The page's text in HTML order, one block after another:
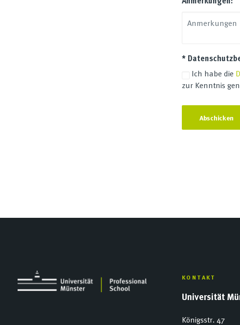
*
Ich habe die
zur Kenntnis
KONTAKT
Universität
Königsstr. 47